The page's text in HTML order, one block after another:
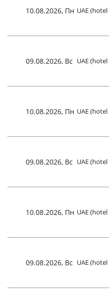
10.08.2026, Пн UAE
09.08.2026, Вс UAE
10.08.2026, Пн UAE
09.08.2026, Вс UAE
10.08.2026, Пн UAE
09.08.2026, Вс UAE